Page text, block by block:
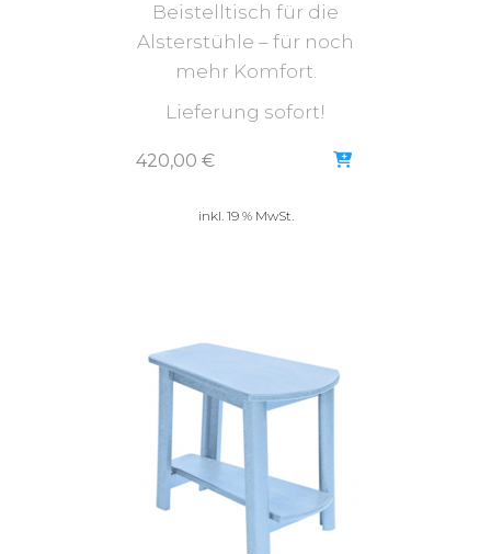
Beistelltisch für die
Alsterstühle – für noch
mehr Komfort.
Lieferung sofort!
420,00 €
inkl. 19 % MwSt.